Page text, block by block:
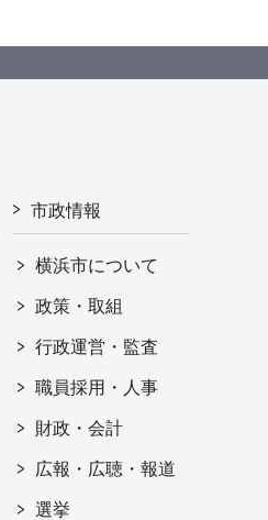
市政情報
横浜市について
政策・取組
行政運営・監査
職員採用・人事
財政・会計
広報・広聴・報道
選挙